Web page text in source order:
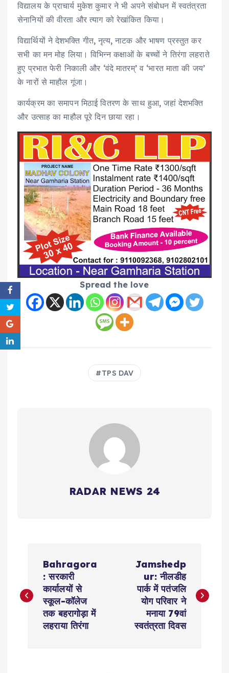
विद्यालय के प्राचार्य मुकेश कुमार ने भी अपने संबोधन में स्वतंत्रता
सेनानियों की वीरता और त्याग को रेखांकित किया।
विद्यार्थियों ने देशभक्ति गीत, नृत्य, नाटक और भाषण प्रस्तुत कर
सभी का मन मोह लिया। विभिन्न कक्षाओं के बच्चों ने तिरंगा लहराते
हुए प्रभात फेरी निकाली और ‘वंदे मातरम्’ व ‘भारत माता की जय’
के नारों से माहौल गूंजा।
कार्यक्रम का समापन मिठाई वितरण के साथ हुआ, जहां देशभक्ति
और उत्साह का माहौल पूरे दिन छाया रहा।
Spread the love
TPS DAV
RADAR NEWS 24
s
Bahragora
: सरकारी
कार्यालयों से
स्कूल-कॉलेज
तक बहरागोड़ा में
लहराया तिरंगा
Jamshedp
ur: नीलडीह
पार्क में पतंजलि
योग परिवार ने
मनाया 79वां
स्वतंत्रता दिवस